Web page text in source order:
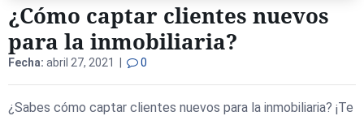
¿Cómo captar clientes nuevos
para la inmobiliaria?
Fecha: abril 27, 2021 | 0
¿Sabes cómo captar clientes nuevos para la inmobiliaria? ¡Te